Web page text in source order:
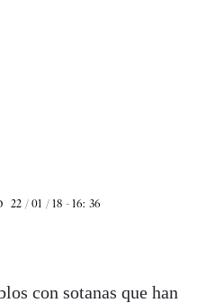
22 / 01 / 18 - 16: 36
con sotanas que han